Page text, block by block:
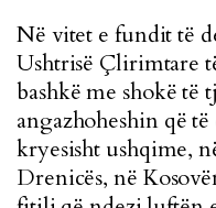
Në vitet e fundit të
Ushtrisë Çlirimtare
bashkë me shokë të
angazhoheshin që
kryesisht ushqime,
Drenicës, në